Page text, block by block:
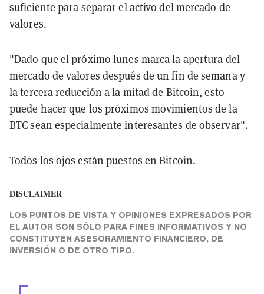
suficiente para separar el activo del mercado de
valores.
"Dado que el próximo lunes marca la apertura del
mercado de valores después de un fin de semana y
la tercera reducción a la mitad de Bitcoin, esto
puede hacer que los próximos movimientos de la
BTC sean especialmente interesantes de observar".
Todos los ojos están puestos en Bitcoin.
DISCLAIMER
LOS PUNTOS DE VISTA Y OPINIONES EXPRESADOS POR
EL AUTOR SON SÓLO PARA FINES INFORMATIVOS Y NO
CONSTITUYEN ASESORAMIENTO FINANCIERO, DE
INVERSIÓN O DE OTRO TIPO.